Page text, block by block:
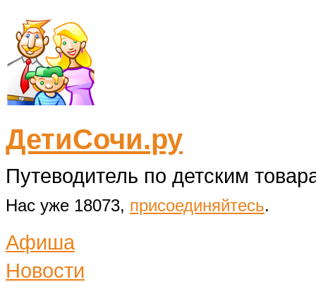
ДетиСочи.ру
Путеводитель по детским
Нас уже 18073, присоединяйтесь.
Афиша
Новости